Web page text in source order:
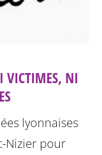
VICTIMES, NI
lyonnaises
Nizier pour